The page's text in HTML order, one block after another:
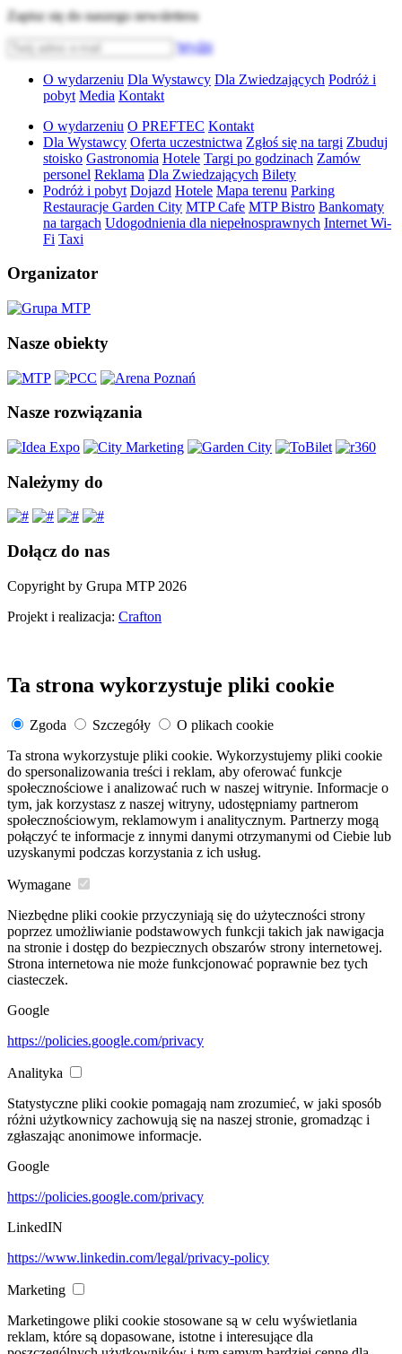
Zapisz się do naszego newslettera
Wyślij
O wydarzeniu Dla Wystawcy Dla Zwiedzających Podróż i
pobyt Media Kontakt
O wydarzeniu O PREFTEC Kontakt
Dla Wystawcy Oferta uczestnictwa Zgłoś się na targi Zbuduj
stoisko Gastronomia Hotele Targi po godzinach Zamów
personel Reklama Dla Zwiedzających Bilety
Podróż i pobyt Dojazd Hotele Mapa terenu Parking
Restauracje Garden City MTP Cafe MTP Bistro Bankomaty
na targach Udogodnienia dla niepełnosprawnych Internet Wi-
Fi Taxi
Organizator
Nasze obiekty
Nasze rozwiązania
Należymy do
Dołącz do nas
Copyright by Grupa MTP 2026
Projekt i realizacja: Crafton
Ta strona wykorzystuje pliki cookie
Zgoda Szczegóły
O plikach cookie
Ta strona wykorzystuje pliki cookie. Wykorzystujemy pliki cookie
do spersonalizowania treści i reklam, aby oferować funkcje
społecznościowe i analizować ruch w naszej witrynie. Informacje o
tym, jak korzystasz z naszej witryny, udostępniamy partnerom
społecznościowym, reklamowym i analitycznym. Partnerzy mogą
połączyć te informacje z innymi danymi otrzymanymi od Ciebie lub
uzyskanymi podczas korzystania z ich usług.
Wymagane
Niezbędne pliki cookie przyczyniają się do użyteczności strony
poprzez umożliwianie podstawowych funkcji takich jak nawigacja
na stronie i dostęp do bezpiecznych obszarów strony internetowej.
Strona internetowa nie może funkcjonować poprawnie bez tych
ciasteczek.
Google
https://policies.google.com/privacy
Analityka
Statystyczne pliki cookie pomagają nam zrozumieć, w jaki sposób
różni użytkownicy zachowują się na naszej stronie, gromadząc i
zgłaszając anonimowe informacje.
Google
https://policies.google.com/privacy
LinkedIN
https://www.linkedin.com/legal/privacy-policy
Marketing
Marketingowe pliki cookie stosowane są w celu wyświetlania
reklam, które są dopasowane, istotne i interesujące dla